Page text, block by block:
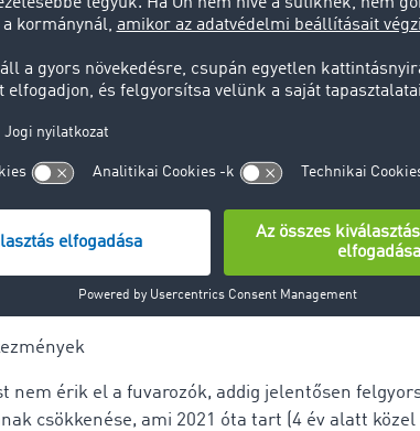
befizetni az államkasszába a megnövelt útdíjat.
kerülő extrém díjemelés mellett,
táblával is igyekeznek a kamionokat a
is, ha megnő a szállítási távolság, az üresen futás
biztos sikere érdekében ősztől a közúti
komoly harapófogóba kerületek a belföldi
nem érik el a fuvarozók, addig jelentősen
csökkenése, ami 2021 óta tart (4 év alatt közel